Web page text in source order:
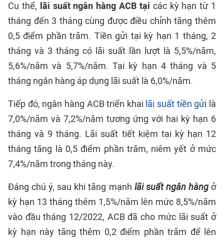
Cụ thể, lãi suất ngân hàng ACB tại các kỳ hạn từ 1
tháng đến 3 tháng cùng được điều chỉnh tăng thêm
0,5 điểm phần trăm. Tiền gửi tại kỳ hạn 1 tháng, 2
tháng và 3 tháng có lãi suất lần lượt là 5,5%/năm,
5,6%/năm và 5,7%/năm. Tại kỳ hạn 4 tháng và 5
tháng ngân hàng áp dụng lãi suất là 6,0%/năm.
Tiếp đó, ngân hàng ACB triển khai lãi suất tiền gửi là
7,0%/năm và 7,2%/năm tương ứng với hai kỳ hạn 6
tháng và 9 tháng. Lãi suất tiết kiệm tại kỳ hạn 12
tháng tăng là 0,5 điểm phần trăm, niêm yết ở mức
7,4%/năm trong tháng này.
Đáng chú ý, sau khi tăng mạnh lãi suất ngân hàngở
kỳ hạn 13 tháng thêm 1,5%/năm lên mức 8,5%/năm
vào đầu tháng 12/2022, ACB đã cho mức lãi suất ở
kỳ hạn này tăng thêm 0,2 điểm phần trăm để lên